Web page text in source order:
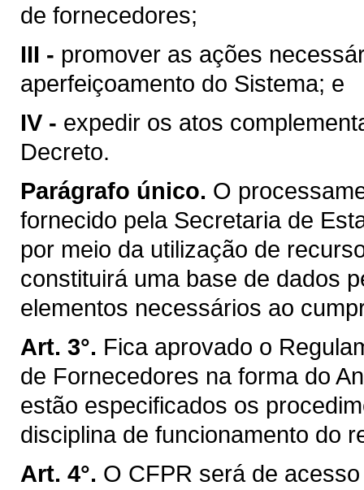
de fornecedores;
III - promover as ações
aperfeiçoamento do Sistema; e
IV - expedir os atos
Decreto.
Parágrafo único. O
fornecido pela Secretaria de
por meio da utilização de
constituirá uma base de dados
elementos necessários ao
Art. 3°. Fica aprovado o
de Fornecedores na forma do
estão especificados os
disciplina de funcionamento do
Art. 4°. O CFPR será de